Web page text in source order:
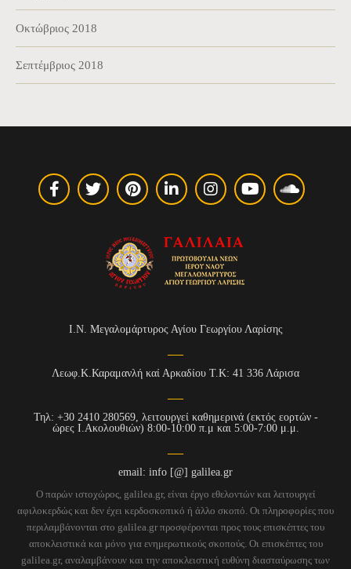
Οκτώβριος 2018
Σεπτέμβριος 2018
Ι.Ν. Μεγαλομάρτυρος Αγίου Γεωργίου Λαρίσης
Λεωφ.Κ.Καραμανλή καί Αρκαδίου Τ.Κ: 41 336 Λάρισα
Τηλ: +30 2410 280569, λειτουργεί καθημερινά (εκτός εορτών -
ώρες Ι.Ακολουθιών) 8:00-10:00 π.μ και 5:00-7:00 μ.μ.
email: info [@] galilea.gr
Ο παρών ιστοχώρος, galilea.gr, είναι έργο εθελοντών και λειτουργεί
αφιλοκερδώς και δεν έχει κερδοσκοπικό ή άλλο σκοπό. Οι πληροφορίες που
περιλαμβάνονται στο galilea.gr προσφέρονται προς τους επισκέπτες του
αποκλειστικά και μόνο για ενημερωτικούς σκοπούς. Οι επισκέπτες του
galilea.gr, αναλαμβάνουν και την αποκλειστική ευθύνη διασταύρωσης των